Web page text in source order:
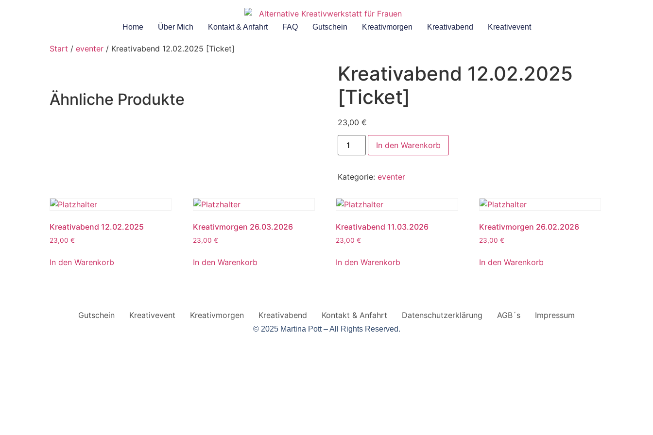
Home Über Mich Kontakt & Anfahrt FAQ Gutschein Kreativmorgen Kreativabend Kreativevent
Start / eventer / Kreativabend 12.02.2025 [Ticket]
Kreativabend 12.02.2025
[Ticket]
23,00 €
In den Warenkorb
Kategorie: eventer
Ähnliche Produkte
Kreativabend 12.02.2025
23,00 €
In den Warenkorb
Kreativmorgen 26.03.2026
23,00 €
In den Warenkorb
Kreativabend 11.03.2026
23,00€
In den Warenkorb
Kreativmorgen 26.02.2026
23,00€
In den Warenkorb
Gutschein Kreativevent Kreativmorgen Kreativabend Kontakt & Anfahrt Datenschutzerklärung AGB´s Impressum
© 2025 Martina Pott – All Rights Reserved.